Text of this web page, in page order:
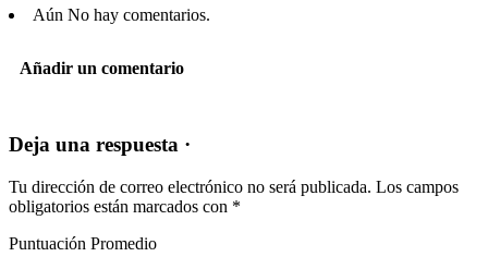
Aún No hay comentarios.
Añadir un comentario
Deja una respuesta ·
Tu dirección de correo electrónico no será publicada. Los campos
obligatorios están marcados con *
Puntuación Promedio